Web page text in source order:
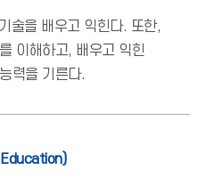
술을 배우고 익힌다. 또한,
이해하고, 배우고 익힌
력을 기른다.